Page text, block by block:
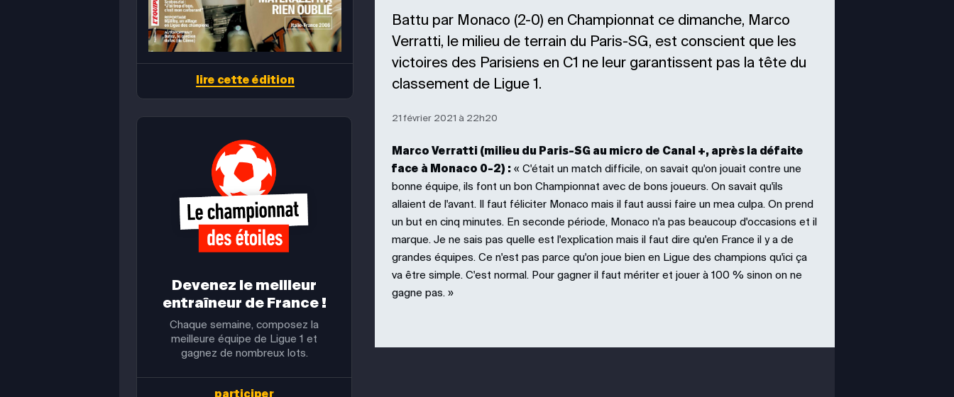
Battu par Monaco (2-0) en Championnat ce dimanche, Marco
Verratti, le milieu de terrain du Paris-SG, est conscient que les
victoires des Parisiens en C1 ne leur garantissent pas la tête du
classement de Ligue 1.
21 février 2021 à 22h20
Marco Verratti (milieu du Paris-SG au micro de Canal +, après la défaite
face à Monaco 0-2) : « C'était un match difficile, on savait qu'on jouait contre une
bonne équipe, ils font un bon Championnat avec de bons joueurs. On savait qu'ils
allaient de l'avant. Il faut féliciter Monaco mais il faut aussi faire un mea culpa. On prend
un but en cinq minutes. En seconde période, Monaco n'a pas beaucoup d'occasions et il
marque. Je ne sais pas quelle est l'explication mais il faut dire qu'en France il y a de
grandes équipes. Ce n'est pas parce qu'on joue bien en Ligue des champions qu'ici ça
va être simple. C'est normal. Pour gagner il faut mériter et jouer à 100 % sinon on ne
gagne pas. »
lire cette édition
Devenez le meilleur
entraîneur de France !
Chaque semaine, composez la
meilleure équipe de Ligue 1 et
gagnez de nombreux lots.
participer